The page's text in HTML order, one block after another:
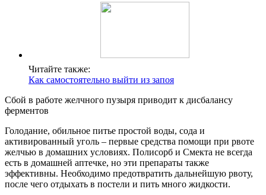
Читайте также:
Как самостоятельно выйти из запоя
Сбой в работе желчного пузыря приводит к дисбалансу
ферментов
Голодание, обильное питье простой воды, сода и
активированный уголь – первые средства помощи при рвоте
желчью в домашних условиях. Полисорб и Смекта не всегда
есть в домашней аптечке, но эти препараты также
эффективны. Необходимо предотвратить дальнейшую рвоту,
после чего отдыхать в постели и пить много жидкости.